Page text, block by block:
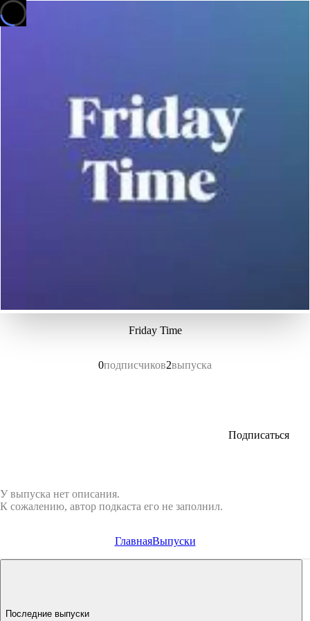
Friday Time
0подписчиков2выпуска
Подписаться
У выпуска нет описания.
К сожалению, автор подкаста его не заполнил.
ГлавнаяВыпуски
Последние выпуски